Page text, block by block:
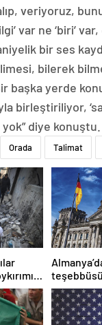
veriyoruz,
var ne ‘biri’
bir ses
bilerek
başka yerde
birleştiriliyor,
diye konuştu.
Orada Talimat
örgüte ait